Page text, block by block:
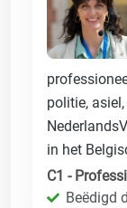
politie,
in het
C1 -
Beëdigd